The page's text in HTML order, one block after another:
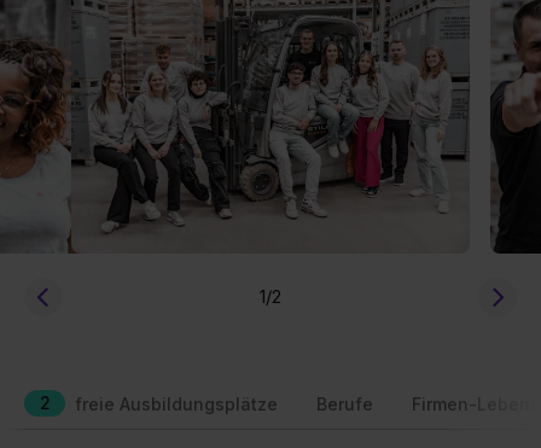
1/2
2 freie Ausbildungsplätze Berufe Firmen-